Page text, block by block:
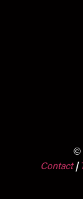
©
Contact |